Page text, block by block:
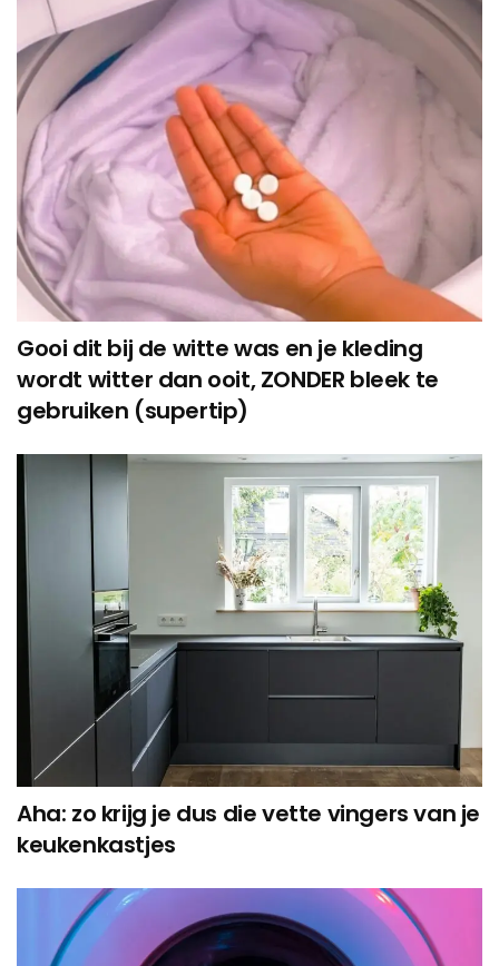
Gooi dit bij de witte was en je kleding
wordt witter dan ooit, ZONDER bleek te
gebruiken (supertip)
Aha: zo krijg je dus die vette vingers van je
keukenkastjes